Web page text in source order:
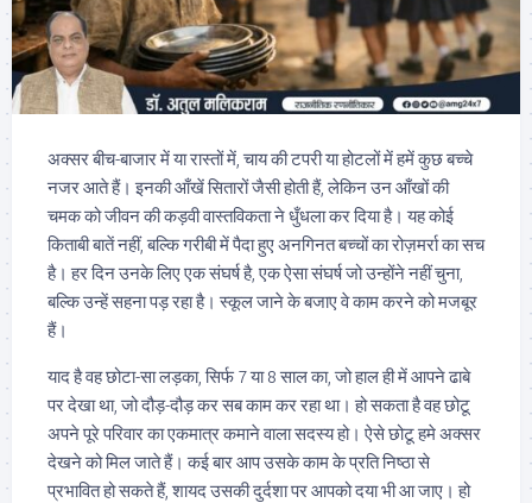
अक्सर बीच-बाजार में या रास्तों में, चाय की टपरी या होटलों में हमें कुछ बच्चे
नजर आते हैं। इनकी आँखें सितारों जैसी होती हैं, लेकिन उन आँखों की
चमक को जीवन की कड़वी वास्तविकता ने धुँधला कर दिया है। यह कोई
किताबी बातें नहीं, बल्कि गरीबी में पैदा हुए अनगिनत बच्चों का रोज़मर्रा का सच
है। हर दिन उनके लिए एक संघर्ष है, एक ऐसा संघर्ष जो उन्होंने नहीं चुना,
बल्कि उन्हें सहना पड़ रहा है। स्कूल जाने के बजाए वे काम करने को मजबूर
हैं।
याद है वह छोटा-सा लड़का, सिर्फ 7 या 8 साल का, जो हाल ही में आपने ढाबे
पर देखा था, जो दौड़-दौड़ कर सब काम कर रहा था। हो सकता है वह छोटू
अपने पूरे परिवार का एकमात्र कमाने वाला सदस्य हो। ऐसे छोटू हमे अक्सर
देखने को मिल जाते हैं। कई बार आप उसके काम के प्रति निष्ठा से
प्रभावित हो सकते हैं, शायद उसकी दुर्दशा पर आपको दया भी आ जाए। हो